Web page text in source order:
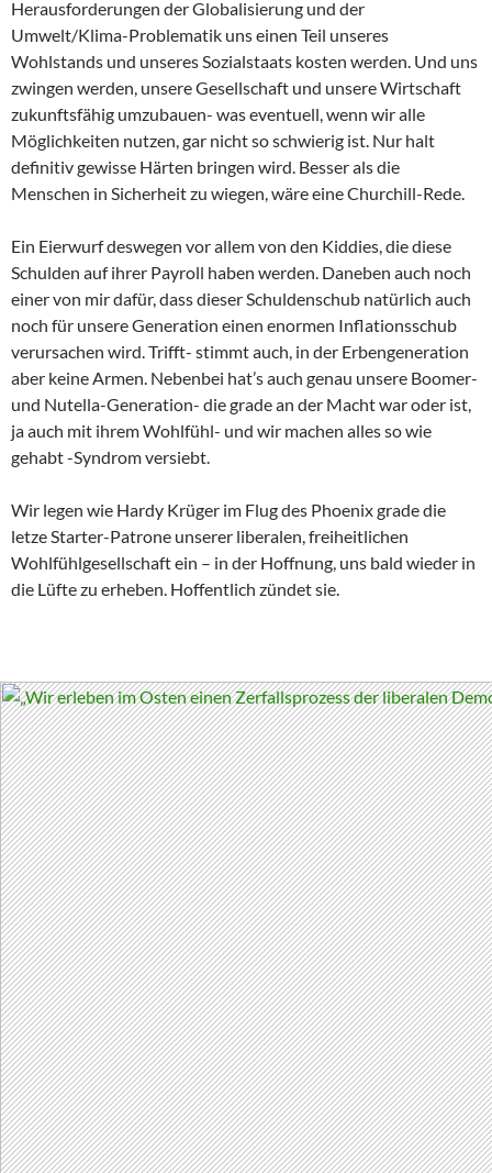
Herausforderungen der Globalisierung und der
Umwelt/Klima-Problematik uns einen Teil unseres
Wohlstands und unseres Sozialstaats kosten werden. Und uns
zwingen werden, unsere Gesellschaft und unsere Wirtschaft
zukunftsfähig umzubauen- was eventuell, wenn wir alle
Möglichkeiten nutzen, gar nicht so schwierig ist. Nur halt
definitiv gewisse Härten bringen wird. Besser als die
Menschen in Sicherheit zu wiegen, wäre eine Churchill-Rede.
Ein Eierwurf deswegen vor allem von den Kiddies, die diese
Schulden auf ihrer Payroll haben werden. Daneben auch noch
einer von mir dafür, dass dieser Schuldenschub natürlich auch
noch für unsere Generation einen enormen Inflationsschub
verursachen wird. Trifft- stimmt auch, in der Erbengeneration
aber keine Armen. Nebenbei hat’s auch genau unsere Boomer-
und Nutella-Generation- die grade an der Macht war oder ist,
ja auch mit ihrem Wohlfühl- und wir machen alles so wie
gehabt -Syndrom versiebt.
Wir legen wie Hardy Krüger im Flug des Phoenix grade die
letze Starter-Patrone unserer liberalen, freiheitlichen
Wohlfühlgesellschaft ein – in der Hoffnung, uns bald wieder in
die Lüfte zu erheben. Hoffentlich zündet sie.